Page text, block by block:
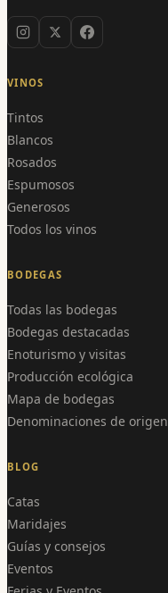
VINOS
Tintos
Blancos
Rosados
Espumosos
Generosos
Todos los vinos
BODEGAS
Todas las bodegas
Bodegas destacadas
Enoturismo y visitas
Producción ecológica
Mapa de bodegas
Denominaciones de origen
BLOG
Catas
Maridajes
Guías y consejos
Eventos